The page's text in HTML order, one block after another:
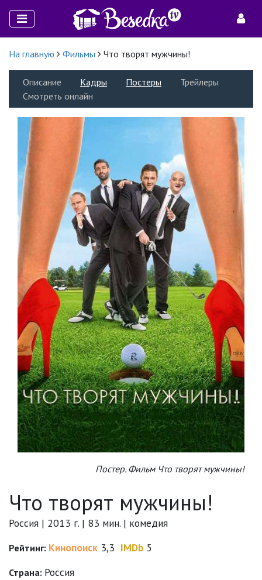
На главную Фильмы Что творят мужчины!
Описание Кадры Постеры
Трейлеры
Смотреть онлайн
Постер. Фильм Что творят мужчины!
Что творят мужчины!
Россия | 2013 г. | 83 мин. | комедия
Рейтинг: Кинопоиск 3,3 IMDb 5
Страна: Россия